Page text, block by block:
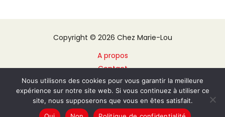
Copyright © 2026 Chez Marie-Lou
A propos
Contact
Plan du site
Mentions légales
Politique de confidentialité
Nous utilisons des cookies pour vous garantir la meilleure
expérience sur notre site web. Si vous continuez à utiliser ce
site, nous supposerons que vous en êtes satisfait.